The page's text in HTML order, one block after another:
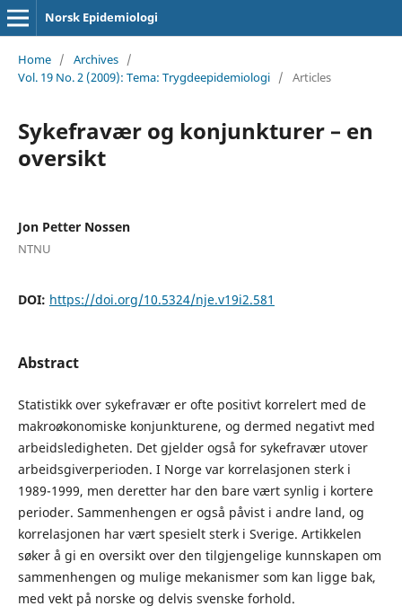
Norsk Epidemiologi
Home / Archives /
Vol. 19 No. 2 (2009): Tema: Trygdeepidemiologi / Articles
Sykefravær og konjunkturer – en
oversikt
Jon Petter Nossen
NTNU
DOI: https://doi.org/10.5324/nje.v19i2.581
Abstract
Statistikk over sykefravær er ofte positivt korrelert med de
makroøkonomiske konjunkturene, og dermed negativt med
arbeidsledigheten. Det gjelder også for sykefravær utover
arbeidsgiverperioden. I Norge var korrelasjonen sterk i
1989-1999, men deretter har den bare vært synlig i kortere
perioder. Sammenhengen er også påvist i andre land, og
korrelasjonen har vært spesielt sterk i Sverige. Artikkelen
søker å gi en oversikt over den tilgjengelige kunnskapen om
sammenhengen og mulige mekanismer som kan ligge bak,
med vekt på norske og delvis svenske forhold.